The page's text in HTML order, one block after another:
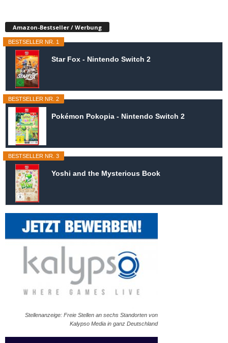
Amazon-Bestseller / Werbung
BESTSELLER NR. 1
Star Fox - Nintendo Switch 2
BESTSELLER NR. 2
Pokémon Pokopia - Nintendo Switch 2
BESTSELLER NR. 3
Yoshi and the Mysterious Book
Stellenanzeige: Freie Stellen an sechs Standorten von
Kalypso Media in ganz Deutschland